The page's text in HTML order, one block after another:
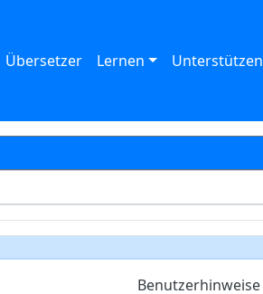
Übersetzer Lernen Unterstützen
Benutzerhinweise